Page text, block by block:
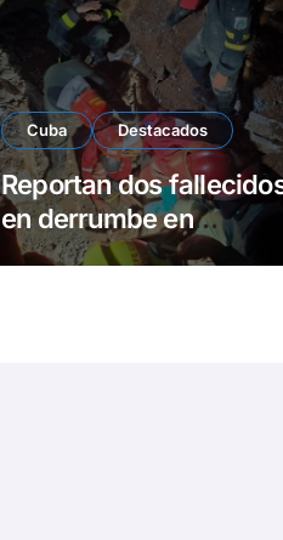
Cuba Destacados
Reportan dos
en derrumbe en
Remedios